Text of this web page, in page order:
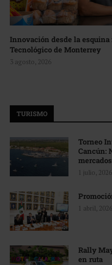
Innovación desde la
Tecnológico de Monterrey
3 agosto, 2026
TURISMO
Torneo
Cancún:
mercados
1 julio, 2026
1 abril, 2026
Rally
en ruta